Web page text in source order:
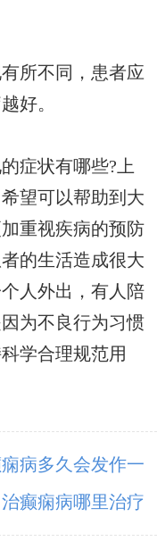
所不同，患者应
好。
症状有哪些?上
望可以帮助到大
重视疾病的预防
的生活造成很大
人外出，有人陪
为不良行为习惯
学合理规范用
病多久会发作一
癫痫病哪里治疗